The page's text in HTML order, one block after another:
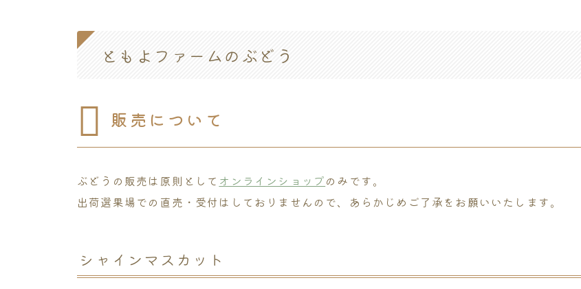
ともよファームのぶどう
販売について
ぶどうの販売は原則として オンラインショップのみです。
出荷選果場での直売・受付はしておりませんので、あらかじめご了承をお願いいたします。
シャインマスカット